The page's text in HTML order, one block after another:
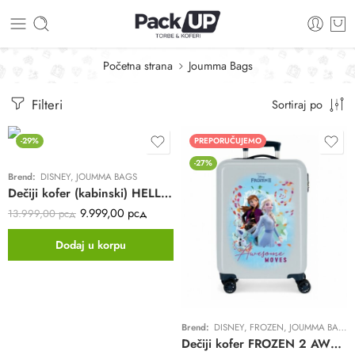
Početna strana Joumma Bags
Filteri Sortiraj po
-29%
Brend: DISNEY, JOUMMA BAGS
Dečiji kofer (kabinski) HELLO KITTY GIRL GANG – Joumma | beli | 4 točkića | ABS
13.999,00рсд 9.999,00 рсд
Dodaj u korpu
PREPORUČUJEMO
-27%
Brend: DISNEY, FROZEN, JOUMMA BAGS
Dečiji kofer FROZEN 2 AWESOME MOVES – Joumma | silver | 4 točkića | ABS